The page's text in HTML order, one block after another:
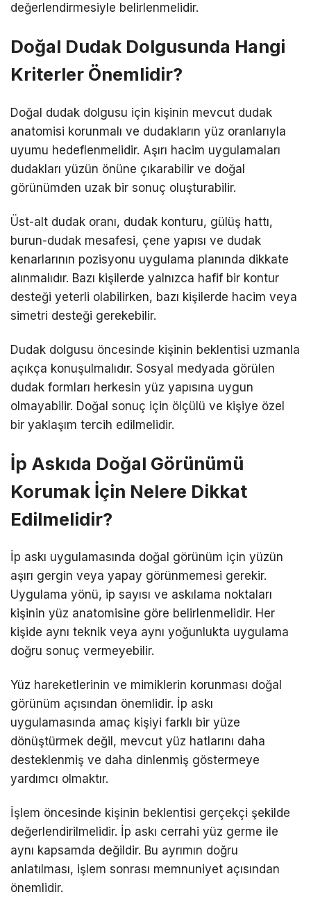
değerlendirmesiyle belirlenmelidir.
Doğal Dudak Dolgusunda Hangi
Kriterler Önemlidir?
Doğal dudak dolgusu için kişinin mevcut dudak
anatomisi korunmalı ve dudakların yüz oranlarıyla
uyumu hedeflenmelidir. Aşırı hacim uygulamaları
dudakları yüzün önüne çıkarabilir ve doğal
görünümden uzak bir sonuç oluşturabilir.
Üst-alt dudak oranı, dudak konturu, gülüş hattı,
burun-dudak mesafesi, çene yapısı ve dudak
kenarlarının pozisyonu uygulama planında dikkate
alınmalıdır. Bazı kişilerde yalnızca hafif bir kontur
desteği yeterli olabilirken, bazı kişilerde hacim veya
simetri desteği gerekebilir.
Dudak dolgusu öncesinde kişinin beklentisi uzmanla
açıkça konuşulmalıdır. Sosyal medyada görülen
dudak formları herkesin yüz yapısına uygun
olmayabilir. Doğal sonuç için ölçülü ve kişiye özel
bir yaklaşım tercih edilmelidir.
İp Askıda Doğal Görünümü
Korumak İçin Nelere Dikkat
Edilmelidir?
İp askı uygulamasında doğal görünüm için yüzün
aşırı gergin veya yapay görünmemesi gerekir.
Uygulama yönü, ip sayısı ve askılama noktaları
kişinin yüz anatomisine göre belirlenmelidir. Her
kişide aynı teknik veya aynı yoğunlukta uygulama
doğru sonuç vermeyebilir.
Yüz hareketlerinin ve mimiklerin korunması doğal
görünüm açısından önemlidir. İp askı
uygulamasında amaç kişiyi farklı bir yüze
dönüştürmek değil, mevcut yüz hatlarını daha
desteklenmiş ve daha dinlenmiş göstermeye
yardımcı olmaktır.
İşlem öncesinde kişinin beklentisi gerçekçi şekilde
değerlendirilmelidir. İp askı cerrahi yüz germe ile
aynı kapsamda değildir. Bu ayrımın doğru
anlatılması, işlem sonrası memnuniyet açısından
önemlidir.